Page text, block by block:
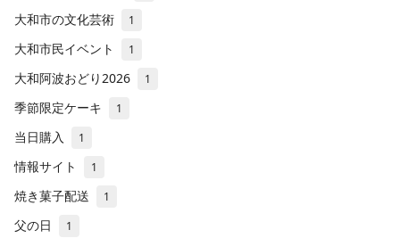
大和市の文化芸術 1
大和市民イベント 1
大和阿波おどり2026 1
季節限定ケーキ 1
当日購入 1
情報サイト 1
焼き菓子配送 1
父の日 1